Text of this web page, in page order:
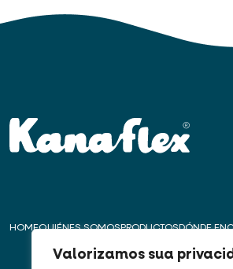
Valorizamos sua
HOMEQUIÉNES SOMOSPRODUCTOSDÓNDE